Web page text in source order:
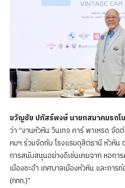
ขวัญชัย ปภัสร์พงษ์ นายกสมาคมรถโ
ว่า “งานหัวหิน วินเทจ คาร์ พาเหรด จั
คมฯ ร่วมจัดกับ โรงแรมดุสิตธานี หัวหิน
การสนับสนุนอย่างดีเช่นเคยจาก หอกา
เมืองชะอำ เทศบาลเมืองหัวหิน และการ
(ททท.)”